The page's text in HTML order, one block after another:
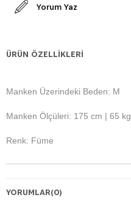
Yorum Yaz
ÜRÜN ÖZELLIKLERI
Manken Üzerindeki Beden: M
Manken Ölçüleri: 175 cm | 65 kg
Renk: Füme
YORUMLAR(0)